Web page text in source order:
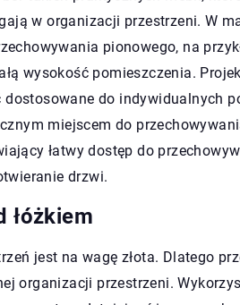
w organizacji przestrzeni. W
pionowego, na
wysokość pomieszczenia.
dostosowane do indywidualnych
miejscem do
łatwy dostęp do
drzwi.
łóżkiem
jest na wagę złota. Dlatego
organizacji przestrzeni.